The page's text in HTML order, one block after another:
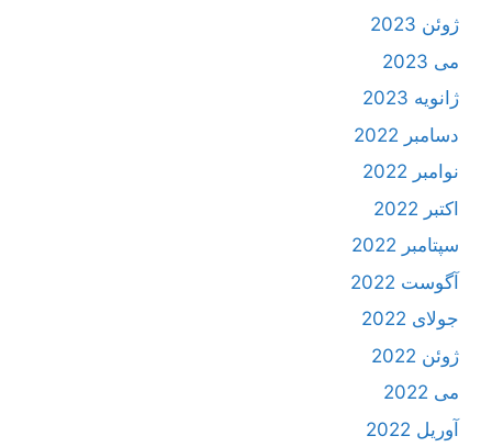
ژوئن 2023
می 2023
ژانویه 2023
دسامبر 2022
نوامبر 2022
اکتبر 2022
سپتامبر 2022
آگوست 2022
جولای 2022
ژوئن 2022
می 2022
آوریل 2022